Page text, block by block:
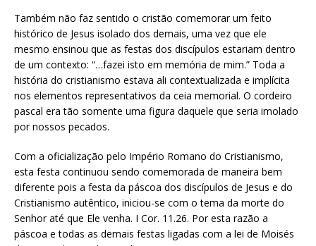
Também não faz sentido o cristão comemorar um feito
histórico de Jesus isolado dos demais, uma vez que ele
mesmo ensinou que as festas dos discípulos estariam dentro
de um contexto: “…fazei isto em memória de mim.” Toda a
história do cristianismo estava ali contextualizada e implícita
nos elementos representativos da ceia memorial. O cordeiro
pascal era tão somente uma figura daquele que seria imolado
por nossos pecados.
Com a oficialização pelo Império Romano do Cristianismo,
esta festa continuou sendo comemorada de maneira bem
diferente pois a festa da páscoa dos discípulos de Jesus e do
Cristianismo autêntico, iniciou-se com o tema da morte do
Senhor até que Ele venha. I Cor. 11.26. Por esta razão a
páscoa e todas as demais festas ligadas com a lei de Moisés